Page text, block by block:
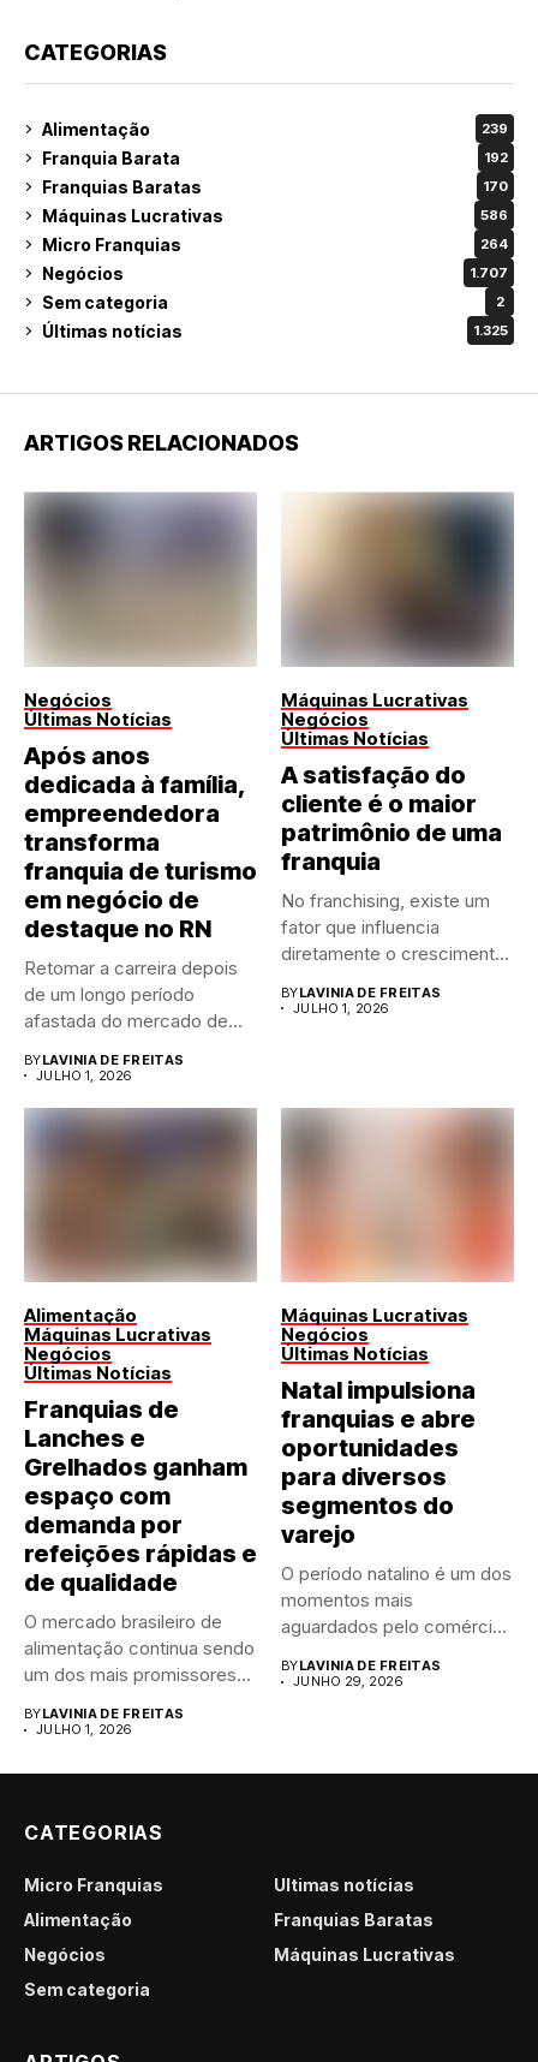
CATEGORIAS
Alimentação 239
Franquia Barata 192
Franquias Baratas 170
Máquinas Lucrativas 586
Micro Franquias 264
Negócios 1.707
Sem categoria 2
Últimas notícias 1.325
ARTIGOS RELACIONADOS
Negócios
Últimas Notícias
Após anos
dedicada à família,
empreendedora
transforma
franquia de turismo
em negócio de
destaque no RN
Retomar a carreira depois
de um longo período
afastada do mercado de...
BYLAVINIA DE FREITAS
JULHO 1, 2026
Máquinas Lucrativas
Negócios
Últimas Notícias
A satisfação do
cliente é o maior
patrimônio de uma
franquia
No franchising, existe um
fator que influencia
diretamente o crescimento
BYLAVINIA DE FREITAS
JULHO 1, 2026
Alimentação
Máquinas Lucrativas
Negócios
Últimas Notícias
Franquias de
Lanches e
Grelhados ganham
espaço com
demanda por
refeições rápidas e
de qualidade
O mercado brasileiro de
alimentação continua sendo
um dos mais promissores
BYLAVINIA DE FREITAS
JULHO 1, 2026
Máquinas Lucrativas
Negócios
Últimas Notícias
Natal impulsiona
franquias e abre
oportunidades
para diversos
segmentos do
varejo
O período natalino é um dos
momentos mais
aguardados pelo comércio
BYLAVINIA DE FREITAS
JUNHO 29, 2026
CATEGORIAS
Micro Franquias
Últimas notícias
Alimentação
Franquias Baratas
Negócios
Máquinas Lucrativas
Sem categoria